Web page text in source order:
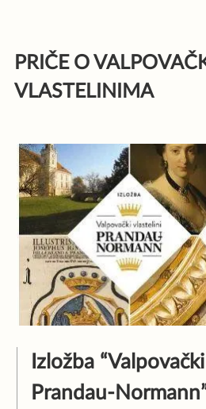
content
PRIČE O
VLASTELINIMA
Izložba
Prandau-